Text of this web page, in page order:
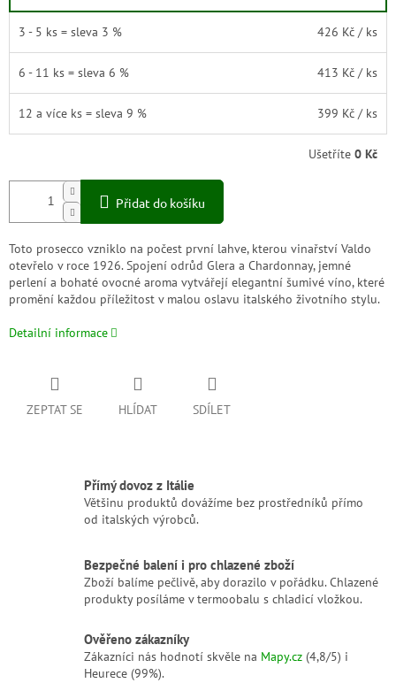
3 - 5 ks = sleva 3 % 426 Kč / ks
6 - 11 ks = sleva 6 % 413 Kč / ks
12 a více ks = sleva 9 % 399 Kč / ks
Ušetříte 0 Kč
Přidat do košíku
Toto prosecco vzniklo na počest první lahve, kterou vinařství Valdo
otevřelo v roce 1926. Spojení odrůd Glera a Chardonnay, jemné
perlení a bohaté ovocné aroma vytvářejí elegantní šumivé víno, které
promění každou příležitost v malou oslavu italského životního stylu.
Detailní informace
ZEPTAT SE HLÍDAT SDÍLET
Přímý dovoz z Itálie
Většinu produktů dovážíme bez prostředníků přímo
od italských výrobců.
Bezpečné balení i pro chlazené zboží
Zboží balíme pečlivě, aby dorazilo v pořádku. Chlazené
produkty posíláme v termoobalu s chladicí vložkou.
Ověřeno zákazníky
Zákazníci nás hodnotí skvěle na Mapy.cz (4,8/5) i
Heurece (99%).